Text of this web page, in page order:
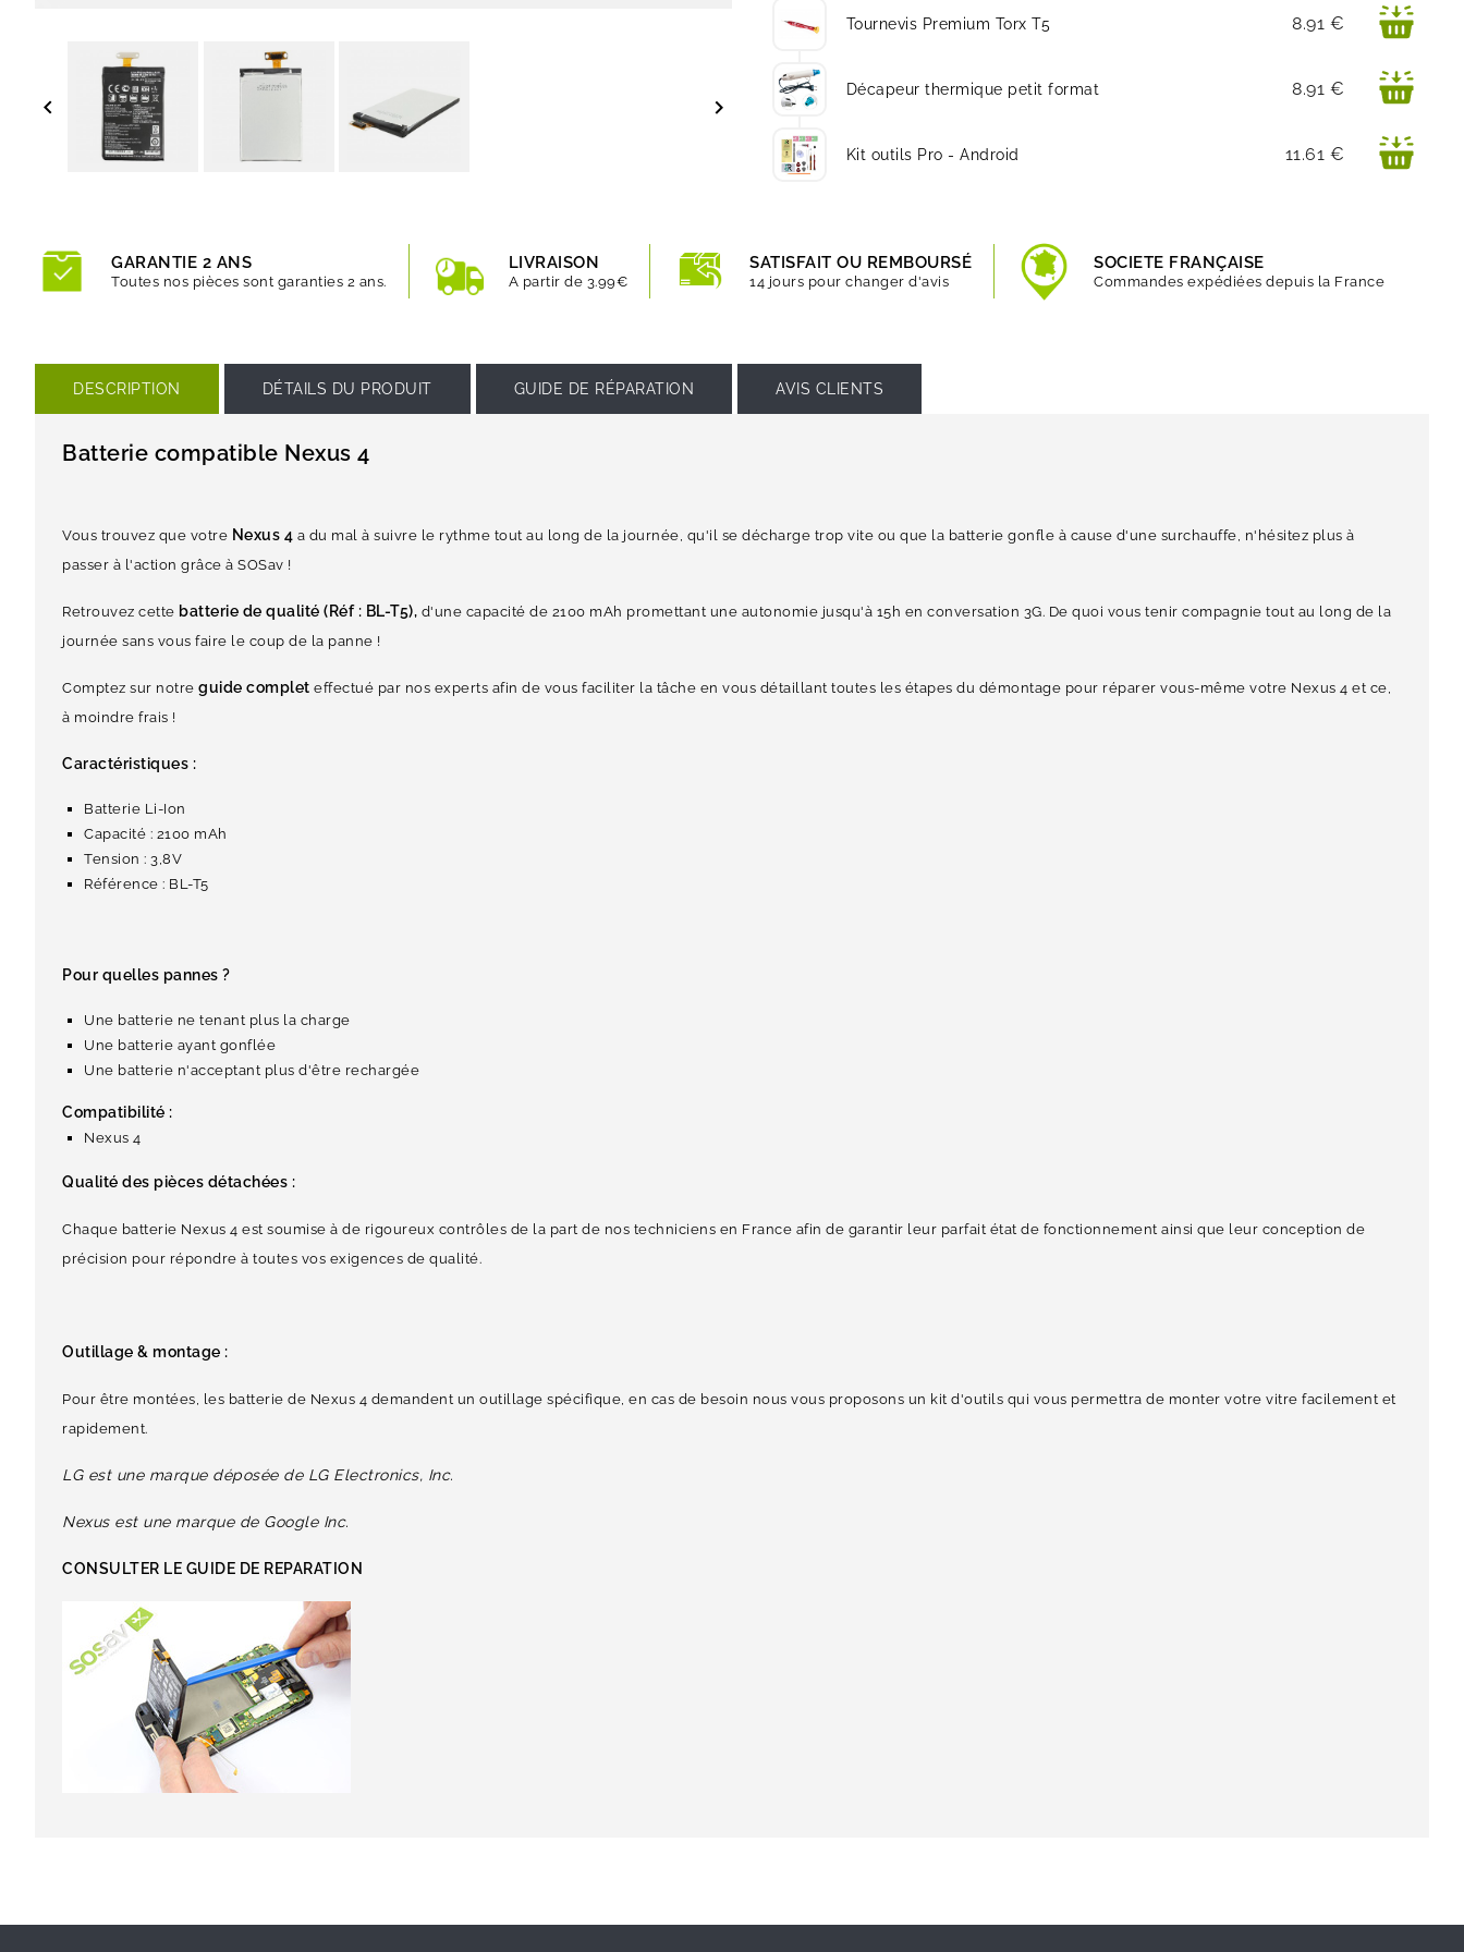
 
Tournevis Premium Torx T5 Prix
8.91 €
Décapeur thermique petit format Prix
8.91 €
Kit outils Pro - Android Prix
11.61 €
GARANTIE 2 ANS
Toutes nos pièces sont garanties 2 ans.
LIVRAISON
A partir de 3.99€
SATISFAIT OU REMBOURSÉ
14 jours pour changer d'avis
SOCIETE FRANÇAISE
Commandes expédiées depuis la France
DESCRIPTION DÉTAILS DU PRODUIT GUIDE DE RÉPARATION AVIS CLIENTS
Batterie compatible Nexus 4
Vous trouvez que votre Nexus 4 a du mal à suivre le rythme tout au long de la journée, qu'il se décharge trop vite ou que la batterie gonfle à cause d'une surchauffe, n'hésitez plus à
passer à l'action grâce à SOSav !
Retrouvez cette batterie de qualité (Réf : BL-T5), d'une capacité de 2100 mAh promettant une autonomie jusqu'à 15h en conversation 3G. De quoi vous tenir compagnie tout au long de la
journée sans vous faire le coup de la panne !
Comptez sur notre guide complet effectué par nos experts afin de vous faciliter la tâche en vous détaillant toutes les étapes du démontage pour réparer vous-même votre Nexus 4 et ce,
à moindre frais !
Caractéristiques :
Batterie Li-Ion
Capacité : 2100 mAh
Tension : 3,8V
Référence : BL-T5
Pour quelles pannes ?
Une batterie ne tenant plus la charge
Une batterie ayant gonflée
Une batterie n'acceptant plus d'être rechargée
Compatibilité :
Nexus 4
Qualité des pièces détachées :
Chaque batterie Nexus 4 est soumise à de rigoureux contrôles de la part de nos techniciens en France afin de garantir leur parfait état de fonctionnement ainsi que leur conception de
précision pour répondre à toutes vos exigences de qualité.
Outillage & montage :
Pour être montées, les batterie de Nexus 4 demandent un outillage spécifique, en cas de besoin nous vous proposons un kit d'outils qui vous permettra de monter votre vitre facilement et
rapidement.
LG est une marque déposée de LG Electronics, Inc.
Nexus est une marque de Google Inc.
CONSULTER LE GUIDE DE REPARATION